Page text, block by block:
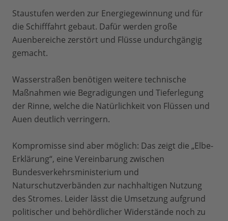
Staustufen werden zur Energiegewinnung und für
die Schifffahrt gebaut. Dafür werden große
Auenbereiche zerstört und Flüsse undurchgängig
gemacht.
Wasserstraßen benötigen weitere technische
Maßnahmen wie Begradigungen und Tieferlegung
der Rinne, welche die Natürlichkeit von Flüssen und
Auen deutlich verringern.
Kompromisse sind aber möglich: Das zeigt die „Elbe-
Erklärung“, eine Vereinbarung zwischen
Bundesverkehrsministerium und
Naturschutzverbänden zur nachhaltigen Nutzung
des Stromes. Leider lässt die Umsetzung aufgrund
politischer und behördlicher Widerstände noch zu